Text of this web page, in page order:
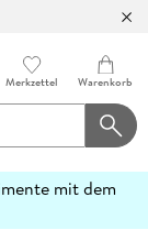
Merkzettel Warenkorb
mit dem